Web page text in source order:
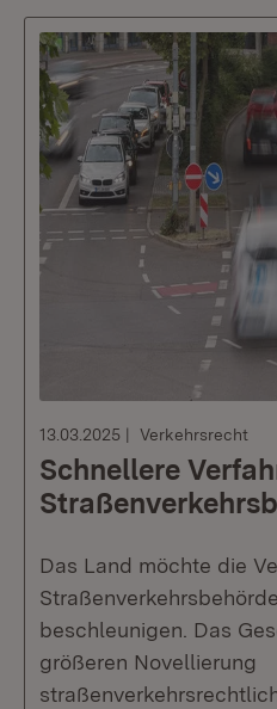
13.03.2025 Verkehrsrecht
Schnellere
Das Land möchte die
beschleunigen. Das
größeren Novellierung